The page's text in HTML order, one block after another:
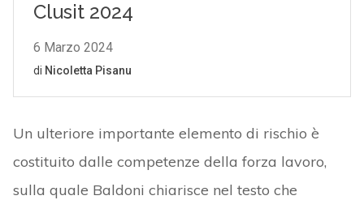
Un ulteriore importante elemento di rischio è
costituito dalle competenze della forza lavoro,
sulla quale Baldoni chiarisce nel testo che